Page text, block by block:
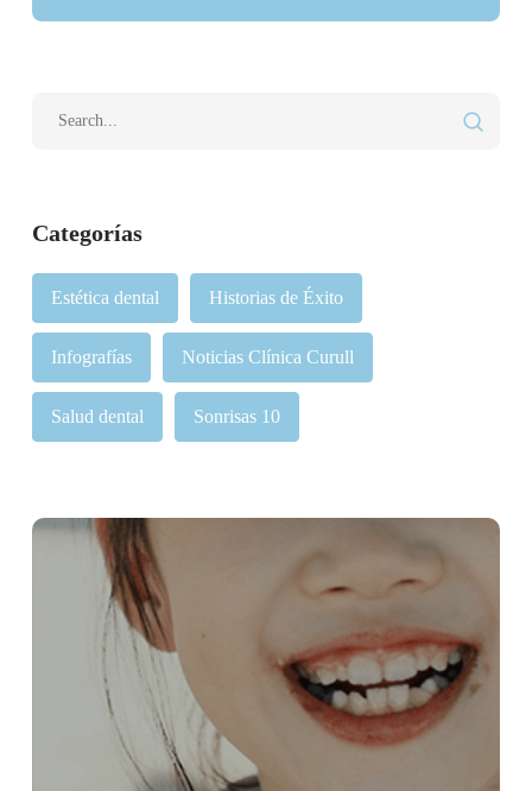
Categorías
Estética dental Historias de Éxito
Infografías Noticias Clínica Curull
Salud dental Sonrisas 10